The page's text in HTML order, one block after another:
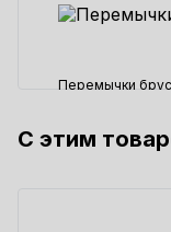
Перемычки
1393 ₽
С этим